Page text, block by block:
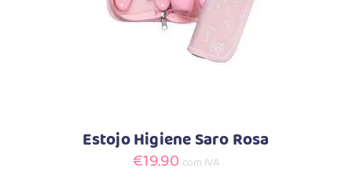
Estojo Higiene Saro Rosa
€19.90 com IVA